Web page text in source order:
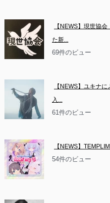
【NEWS】現世協
た新...
69件のビュー
【NEWS】ユキナ
入...
61件のビュー
【NEWS】
54件のビュー